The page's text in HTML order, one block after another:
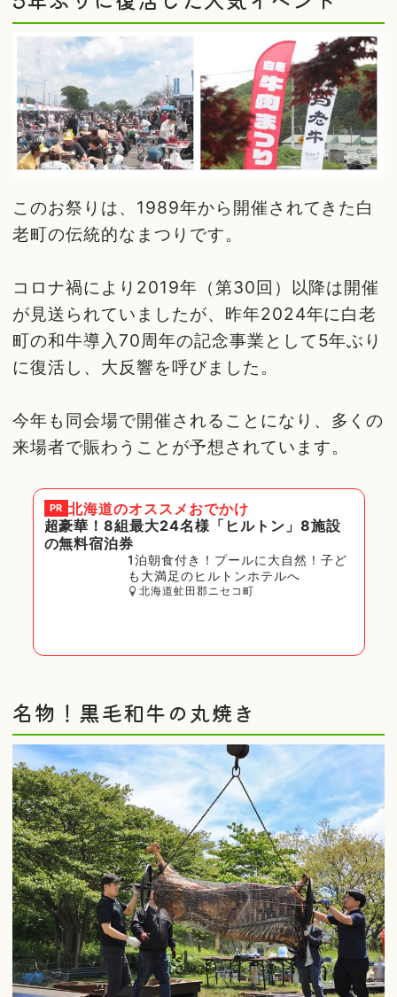
このお祭りは、1989年から開催されてきた白
老町の伝統的なまつりです。
コロナ禍により2019年（第30回）以降は開催
が見送られていましたが、昨年2024年に白老
町の和牛導入70周年の記念事業として5年ぶり
に復活し、大反響を呼びました。
今年も同会場で開催されることになり、多くの
来場者で賑わうことが予想されています。
PR 北海道のオススメおでかけ
超豪華！8組最大24名様「ヒルトン」8施設
の無料宿泊券
1泊朝食付き！プールに大自然！子ど
も大満足のヒルトンホテルへ
北海道虻田郡ニセコ町
名物！黒毛和牛の丸焼き